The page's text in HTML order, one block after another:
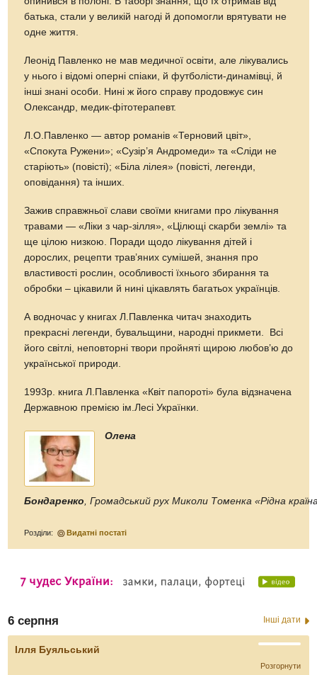
батька, стали у великій нагоді й допомогли врятувати не
одне життя.
Леонід Павленко не мав медичної освіти, але лікувались
у нього і відомі оперні спіаки, й футболісти-динамівці, й
інші знані особи. Нині ж його справу продовжує син
Олександр, медик-фітотерапевт.
Л.О.Павленко — автор романів «Терновий цвіт»,
«Спокута Ружени»; «Сузір’я Андромеди» та «Сліди не
старіють» (повісті); «Біла лілея» (повісті, легенди,
оповідання) та інших.
Зажив справжньої слави своїми книгами про лікування
травами — «Ліки з чар-зілля», «Цілющі скарби землі» та
ще цілою низкою. Поради щодо лікування дітей і
дорослих, рецепти трав’яних сумішей, знання про
властивості рослин, особливості їхнього збирання та
обробки – цікавили й нині цікавлять багатьох українців.
А водночас у книгах Л.Павленка читач знаходить
прекрасні легенди, бувальщини, народні прикмети. Всі
його світлі, неповторні твори пройняті щирою любов’ю до
української природи.
1993р. книга Л.Павленка «Квіт папороті» була відзначена
Державною премією ім.Лесі Українки.
Олена
Бондаренко , Громадський рух Миколи Томенка «Рідна
Розділи: Видатні постаті
6 серпня Інші дати
Ілля Буяльський
Розгорнути